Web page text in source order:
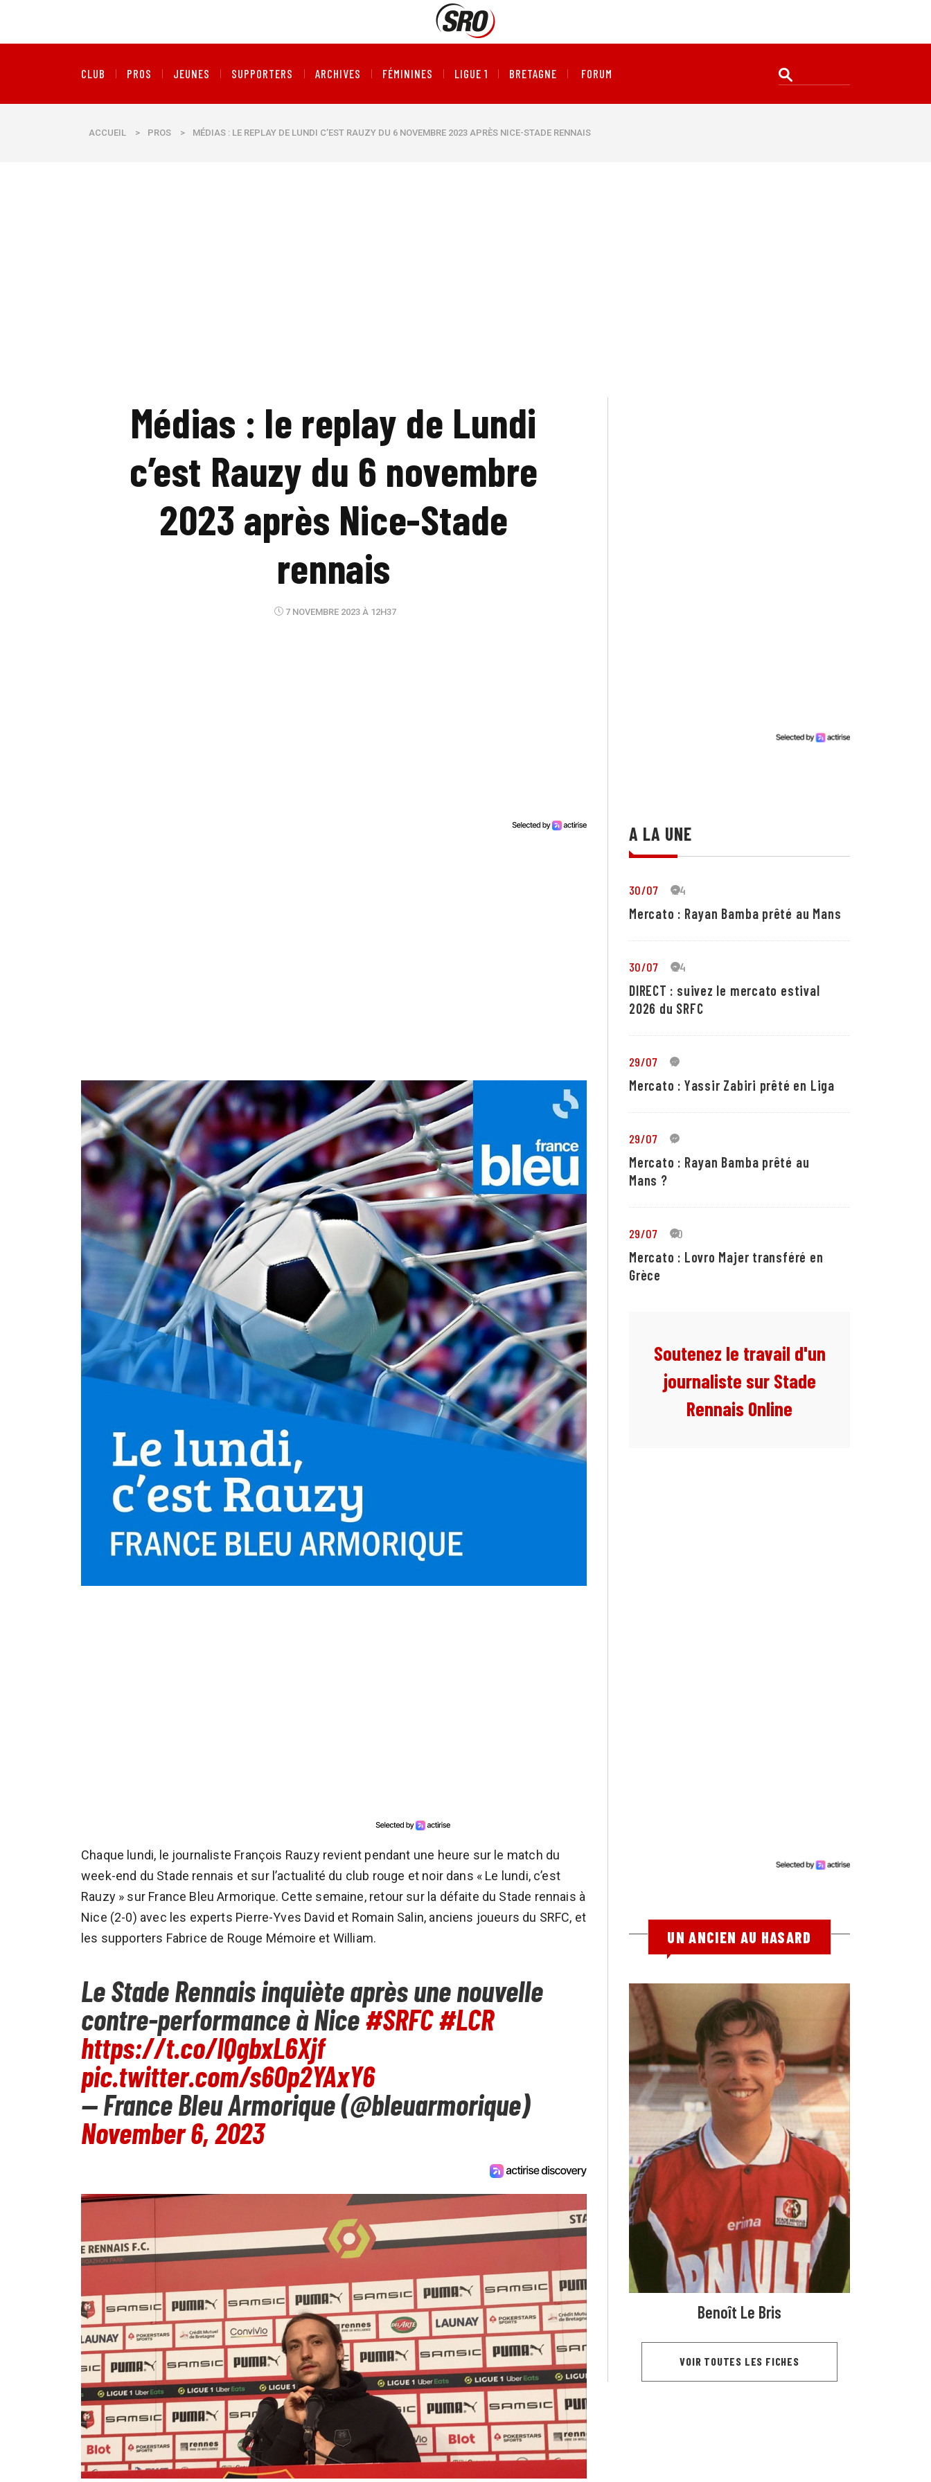
CLUB PROS JEUNES SUPPORTERS ARCHIVES FÉMININES LIGUE 1 BRETAGNE FORUM
ACCUEIL > PROS > MÉDIAS : LE REPLAY DE LUNDI C’EST RAUZY DU 6 NOVEMBRE 2023 APRÈS NICE-STADE RENNAIS
Médias : le replay de Lundi
c’est Rauzy du 6 novembre
2023 après Nice-Stade
rennais
7 NOVEMBRE 2023 À 12H37
Chaque lundi, le journaliste François Rauzy revient pendant une heure sur le match du
week-end du Stade rennais et sur l’actualité du club rouge et noir dans « Le lundi, c’est
Rauzy » sur France Bleu Armorique. Cette semaine, retour sur la défaite du Stade rennais à
Nice (2-0) avec les experts Pierre-Yves David et Romain Salin, anciens joueurs du SRFC, et
les supporters Fabrice de Rouge Mémoire et William.
Le Stade Rennais inquiète après une nouvelle
contre-performance à Nice#SRFC#LCR
https://t.co/IQgbxL6Xjf
pic.twitter.com/s6Op2YAxY6
— France Bleu Armorique (@bleuarmorique)
November 6, 2023
A LA UNE
30/07 24
Mercato : Rayan Bamba prêté au Mans
30/07 24
DIRECT : suivez le mercato estival
2026 du SRFC
29/07 5
Mercato : Yassir Zabiri prêté en Liga
29/07 1
Mercato : Rayan Bamba prêté au
Mans ?
29/07 10
Mercato : Lovro Majer transféré en
Grèce
Soutenez le travail d'un
journaliste sur Stade
Rennais Online
UN ANCIEN AU HASARD
Benoît Le Bris
VOIR TOUTES LES FICHES